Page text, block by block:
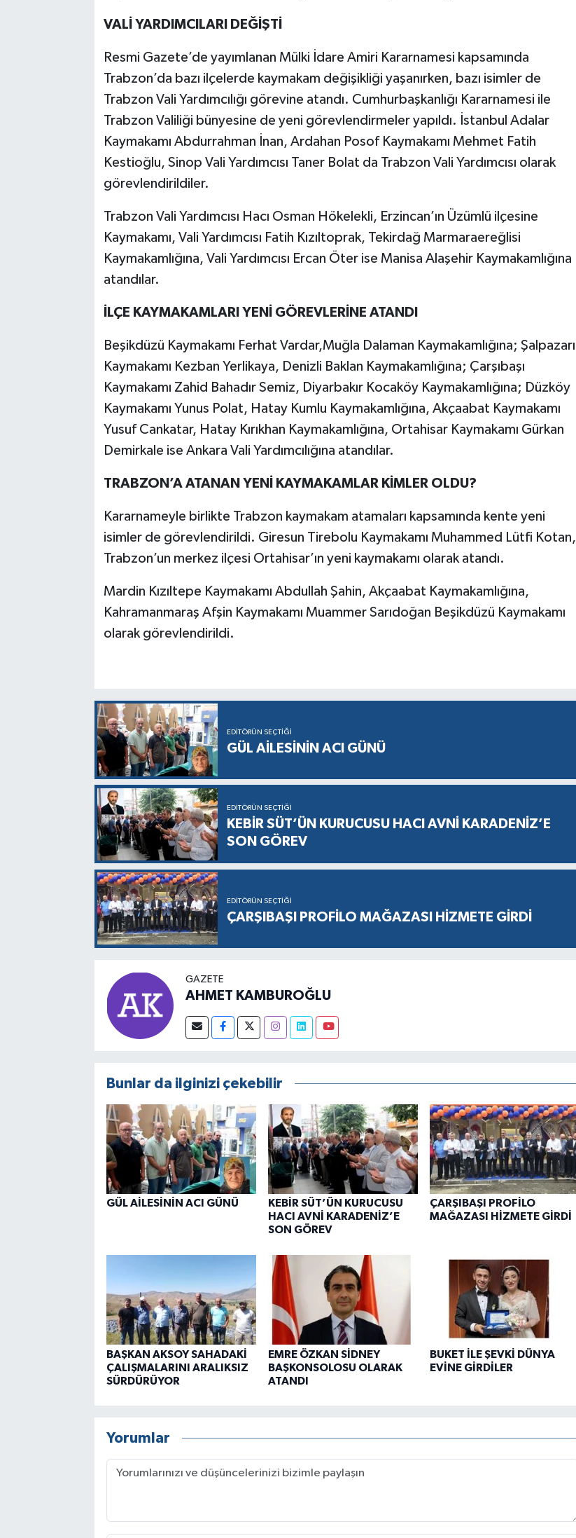
VALİ YARDIMCILARI DEĞİŞTİ
Resmi Gazete’de yayımlanan Mülki İdare Amiri Kararnamesi kapsamında
Trabzon’da bazı ilçelerde kaymakam değişikliği yaşanırken, bazı isimler de
Trabzon Vali Yardımcılığı görevine atandı. Cumhurbaşkanlığı Kararnamesi ile
Trabzon Valiliği bünyesine de yeni görevlendirmeler yapıldı. İstanbul Adalar
Kaymakamı Abdurrahman İnan, Ardahan Posof Kaymakamı Mehmet Fatih
Kestioğlu, Sinop Vali Yardımcısı Taner Bolat da Trabzon Vali Yardımcısı olarak
görevlendirildiler.
Trabzon Vali Yardımcısı Hacı Osman Hökelekli, Erzincan’ın Üzümlü ilçesine
Kaymakamı, Vali Yardımcısı Fatih Kızıltoprak, Tekirdağ Marmaraereğlisi
Kaymakamlığına, Vali Yardımcısı Ercan Öter ise Manisa Alaşehir Kaymakamlığına
atandılar.
İLÇE KAYMAKAMLARI YENİ GÖREVLERİNE ATANDI
Beşikdüzü Kaymakamı Ferhat Vardar,Muğla Dalaman Kaymakamlığına; Şalpazarı
Kaymakamı Kezban Yerlikaya, Denizli Baklan Kaymakamlığına; Çarşıbaşı
Kaymakamı Zahid Bahadır Semiz, Diyarbakır Kocaköy Kaymakamlığına; Düzköy
Kaymakamı Yunus Polat, Hatay Kumlu Kaymakamlığına, Akçaabat Kaymakamı
Yusuf Cankatar, Hatay Kırıkhan Kaymakamlığına, Ortahisar Kaymakamı Gürkan
Demirkale ise Ankara Vali Yardımcılığına atandılar.
TRABZON’A ATANAN YENİ KAYMAKAMLAR KİMLER OLDU?
Kararnameyle birlikte Trabzon kaymakam atamaları kapsamında kente yeni
isimler de görevlendirildi. Giresun Tirebolu Kaymakamı Muhammed Lütfi Kotan,
Trabzon’un merkez ilçesi Ortahisar’ın yeni kaymakamı olarak atandı.
Mardin Kızıltepe Kaymakamı Abdullah Şahin, Akçaabat Kaymakamlığına,
Kahramanmaraş Afşin Kaymakamı Muammer Sarıdoğan Beşikdüzü Kaymakamı
olarak görevlendirildi.
EDITÖRÜN SEÇTIĞI
GÜL AİLESİNİN ACI GÜNÜ
EDITÖRÜN SEÇTIĞI
KEBİR SÜT’ÜN KURUCUSU HACI AVNİ KARADENİZ’E
SON GÖREV
EDITÖRÜN SEÇTIĞI
ÇARŞIBAŞI PROFİLO MAĞAZASI HİZMETE GİRDİ
GAZETE
AHMET KAMBUROĞLU
Bunlar da ilginizi çekebilir
GÜL AİLESİNİN ACI GÜNÜ
KEBİR SÜT’ÜN KURUCUSU
HACI AVNİ KARADENİZ’E
SON GÖREV
ÇARŞIBAŞI PROFİLO
MAĞAZASI HİZMETE GİRDİ
BAŞKAN AKSOY SAHADAKİ
ÇALIŞMALARINI ARALIKSIZ
SÜRDÜRÜYOR
EMRE ÖZKAN SİDNEY
BAŞKONSOLOSU OLARAK
ATANDI
BUKET İLE ŞEVKİ DÜNYA
EVİNE GİRDİLER
Yorumlar